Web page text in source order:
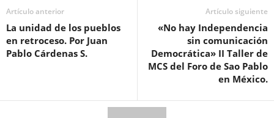
Artículo anterior
La unidad de los pueblos
en retroceso. Por Juan
Pablo Cárdenas S.
Artículo siguiente
«No hay Independencia
sin comunicación
Democrática» II Taller de
MCS del Foro de Sao Pablo
en México.